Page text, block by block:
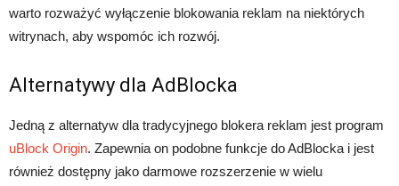
warto rozważyć wyłączenie blokowania reklam na niektórych
witrynach, aby wspomóc ich rozwój.
Alternatywy dla AdBlocka
Jedną z alternatyw dla tradycyjnego blokera reklam jest program
uBlock Origin. Zapewnia on podobne funkcje do AdBlocka i jest
również dostępny jako darmowe rozszerzenie w wielu